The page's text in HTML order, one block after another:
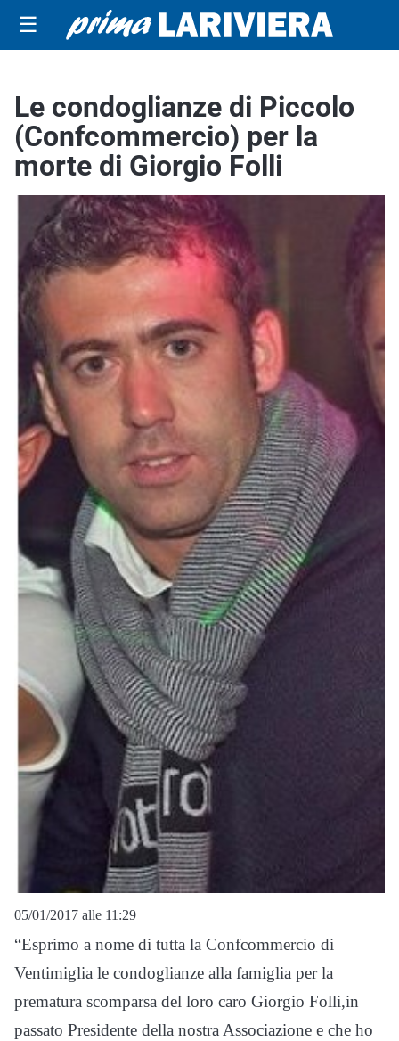
☰
Le condoglianze di Piccolo
(Confcommercio) per la
morte di Giorgio Folli
05/01/2017 alle 11:29
“Esprimo a nome di tutta la Confcommercio di
Ventimiglia le condoglianze alla famiglia per la
prematura scomparsa del loro caro Giorgio Folli,in
passato Presidente della nostra Associazione e che ho